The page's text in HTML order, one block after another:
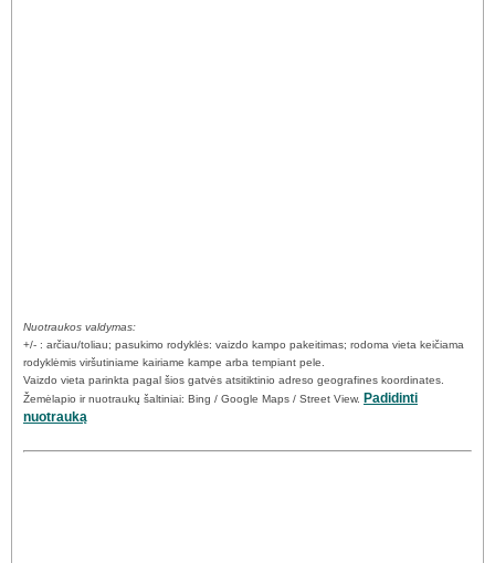
Nuotraukos valdymas:
+/- : arčiau/toliau; pasukimo rodyklės: vaizdo kampo pakeitimas; rodoma vieta keičiama
rodyklėmis viršutiniame kairiame kampe arba tempiant pele.
Vaizdo vieta parinkta pagal šios gatvės atsitiktinio adreso geografines koordinates.
Žemėlapio ir nuotraukų šaltiniai: Bing / Google Maps / Street View. Padidinti
nuotrauką